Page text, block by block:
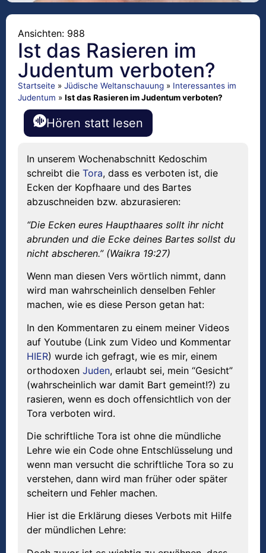
Ansichten: 988
Ist das Rasieren im
Judentum verboten?
Startseite » Jüdische Weltanschauung » Interessantes im
Judentum » Ist das Rasieren im Judentum verboten?
Hören statt lesen
In unserem Wochenabschnitt Kedoschim
schreibt die Tora, dass es verboten ist, die
Ecken der Kopfhaare und des Bartes
abzuschneiden bzw. abzurasieren:
“Die Ecken eures Haupthaares sollt ihr nicht
abrunden und die Ecke deines Bartes sollst du
nicht abscheren.” (Waikra 19:27)
Wenn man diesen Vers wörtlich nimmt, dann
wird man wahrscheinlich denselben Fehler
machen, wie es diese Person getan hat:
In den Kommentaren zu einem meiner Videos
auf Youtube (Link zum Video und Kommentar
HIER) wurde ich gefragt, wie es mir, einem
orthodoxen Juden, erlaubt sei, mein “Gesicht”
(wahrscheinlich war damit Bart gemeint!?) zu
rasieren, wenn es doch offensichtlich von der
Tora verboten wird.
Die schriftliche Tora ist ohne die mündliche
Lehre wie ein Code ohne Entschlüsselung und
wenn man versucht die schriftliche Tora so zu
verstehen, dann wird man früher oder später
scheitern und Fehler machen.
Hier ist die Erklärung dieses Verbots mit Hilfe
der mündlichen Lehre: